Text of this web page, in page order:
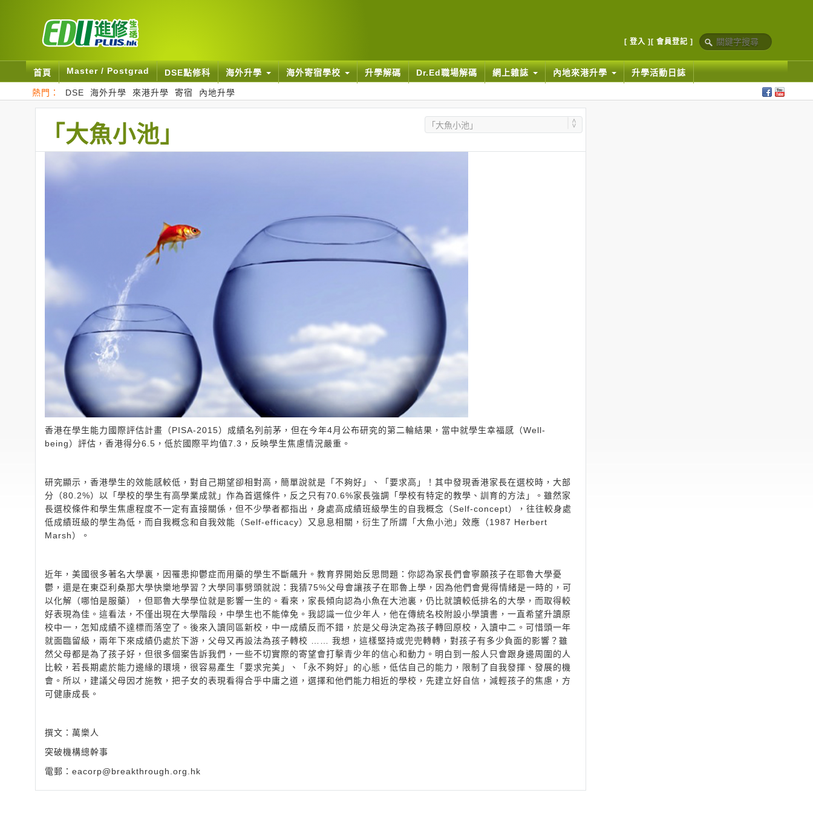
[ 登入 ] [ 會員登記 ]
首頁 Master / Postgrad DSE點修科 海外升學 海外寄宿學校 升學解碼 Dr.Ed職場解碼 網上雜誌 內地來港升學 升學活動日誌
熱門： DSE 海外升學 來港升學 寄宿 內地升學
「大魚小池」
香港在學生能力國際評估計畫（PISA-2015）成績名列前茅，但在今年4月公布研究的第二輪結果，當中就學生幸福感（Well-
being）評估，香港得分6.5，低於國際平均值7.3，反映學生焦慮情況嚴重。
研究顯示，香港學生的效能感較低，對自己期望卻相對高，簡單說就是「不夠好」、「要求高」！其中發現香港家長在選校時，大部
分（80.2%）以「學校的學生有高學業成就」作為首選條件，反之只有70.6%家長強調「學校有特定的教學、訓育的方法」。雖然家
長選校條件和學生焦慮程度不一定有直接關係，但不少學者都指出，身處高成績班級學生的自我概念（Self-concept），往往較身處
低成績班級的學生為低，而自我概念和自我效能（Self-efficacy）又息息相關，衍生了所謂「大魚小池」效應（1987 Herbert
Marsh）。
近年，美國很多著名大學裏，因罹患抑鬱症而用藥的學生不斷飆升。教育界開始反思問題：你認為家長們會寧願孩子在耶魯大學憂
鬱，還是在東亞利桑那大學快樂地學習？大學同事劈頭就說：我猜75%父母會讓孩子在耶魯上學，因為他們會覺得情緒是一時的，可
以化解（哪怕是服藥），但耶魯大學學位就是影響一生的。看來，家長傾向認為小魚在大池裏，仍比就讀較低排名的大學，而取得較
好表現為佳。這看法，不僅出現在大學階段，中學生也不能倖免。我認識一位少年人，他在傳統名校附設小學讀書，一直希望升讀原
校中一，怎知成績不達標而落空了。後來入讀同區新校，中一成績反而不錯，於是父母決定為孩子轉回原校，入讀中二。可惜頭一年
就面臨留級，兩年下來成績仍處於下游，父母又再設法為孩子轉校 …… 我想，這樣堅持或兜兜轉轉，對孩子有多少負面的影響？雖
然父母都是為了孩子好，但很多個案告訴我們，一些不切實際的寄望會打擊青少年的信心和動力。明白到一般人只會跟身邊周圍的人
比較，若長期處於能力邊緣的環境，很容易產生「要求完美」、「永不夠好」的心態，低估自己的能力，限制了自我發揮、發展的機
會。所以，建議父母因才施教，把子女的表現看得合乎中庸之道，選擇和他們能力相近的學校，先建立好自信，減輕孩子的焦慮，方
可健康成長。
撰文：萬樂人
突破機構總幹事
電郵： eacorp@breakthrough.org.hk